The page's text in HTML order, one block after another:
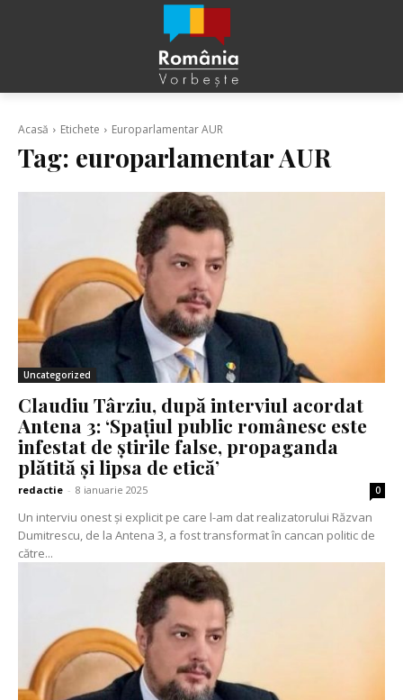
Acasă Etichete Europarlamentar AUR
Tag: europarlamentar AUR
Uncategorized
Claudiu Târziu, după interviul acordat
Antena 3: ‘Spațiul public românesc este
infestat de știrile false, propaganda
plătită și lipsa de etică’
redactie - 8 ianuarie 2025 0
Un interviu onest și explicit pe care l-am dat realizatorului Răzvan
Dumitrescu, de la Antena 3, a fost transformat în cancan politic de
către...